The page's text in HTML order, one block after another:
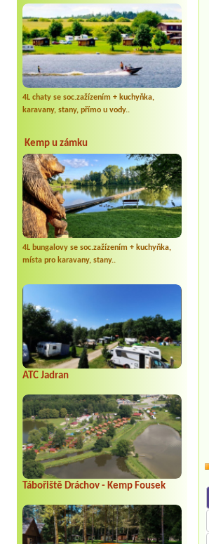
4L chaty se soc.zažízením + kuchyňka,
karavany, stany, přímo u vody..
Kemp u zámku
4L bungalovy se soc.zažízením + kuchyňka,
místa pro karavany, stany..
ATC Jadran
Tábořiště Dráchov - Kemp Fousek